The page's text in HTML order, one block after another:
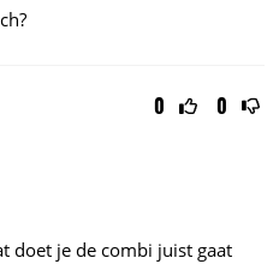
0 0
doet je de combi juist gaat